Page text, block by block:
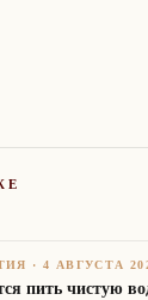
·4 АВГУСТА
пить чистую